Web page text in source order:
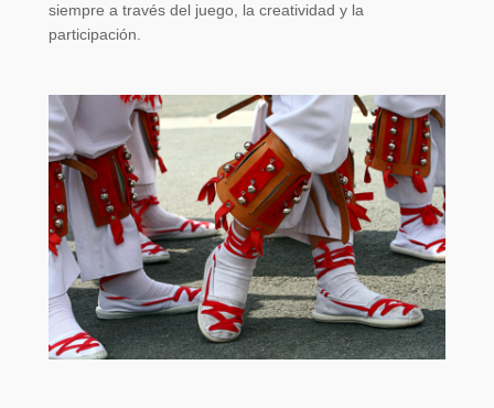
siempre a través del juego, la creatividad y la
participación.